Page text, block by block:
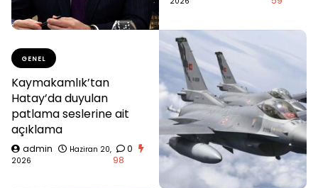
GENEL
Kaymakamlık’tan
Hatay’da duyulan
patlama seslerine ait
açıklama
admin
Haziran 20,
2026
0
98